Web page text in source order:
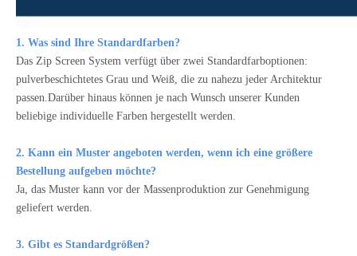
1. Was sind Ihre Standardfarben?
Das Zip Screen System verfügt über zwei Standardfarboptionen:
pulverbeschichtetes Grau und Weiß, die zu nahezu jeder Architektur
passen.Darüber hinaus können je nach Wunsch unserer Kunden
beliebige individuelle Farben hergestellt werden.
2. Kann ein Muster angeboten werden, wenn ich eine größere
Bestellung aufgeben möchte?
Ja, das Muster kann vor der Massenproduktion zur Genehmigung
geliefert werden.
3. Gibt es Standardgrößen?